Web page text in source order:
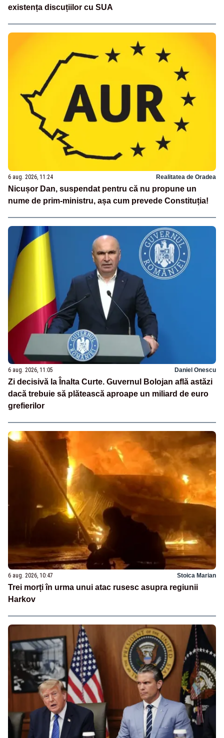
existența discuțiilor cu SUA
6 aug. 2026, 11:24 Realitatea de Oradea
Nicușor Dan, suspendat pentru că nu propune un
nume de prim-ministru, așa cum prevede Constituția!
6 aug. 2026, 11:05 Daniel Onescu
Zi decisivă la Înalta Curte. Guvernul Bolojan află astăzi
dacă trebuie să plătească aproape un miliard de euro
grefierilor
6 aug. 2026, 10:47 Stoica Marian
Trei morți în urma unui atac rusesc asupra regiunii
Harkov